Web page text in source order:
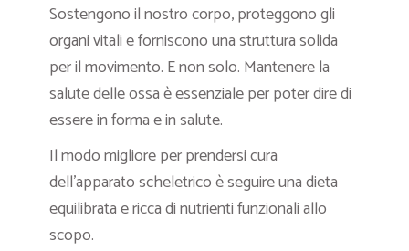
Sostengono il nostro corpo, proteggono gli
organi vitali e forniscono una struttura solida
per il movimento. E non solo. Mantenere la
salute delle ossa è essenziale per poter dire di
essere in forma e in salute.
Il modo migliore per prendersi cura
dell’apparato scheletrico è seguire una dieta
equilibrata e ricca di nutrienti funzionali allo
scopo.